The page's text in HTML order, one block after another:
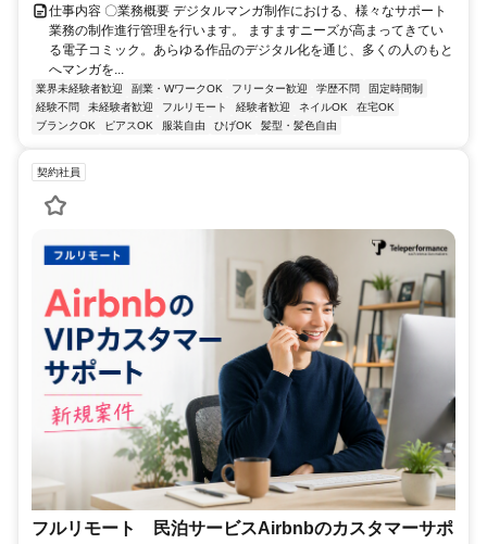
仕事内容 〇業務概要 デジタルマンガ制作における、様々なサポート
業務の制作進行管理を行います。 ますますニーズが高まってきてい
る電子コミック。あらゆる作品のデジタル化を通じ、多くの人のもと
へマンガを...
業界未経験者歓迎 副業・WワークOK フリーター歓迎 学歴不問
固定時間制
経験不問
未経験者歓迎 フルリモート 経験者歓迎 ネイルOK
在宅OK
ブランクOK
ピアスOK 服装自由 ひげOK 髪型・髪色自由
契約社員
フルリモート 民泊サービスAirbnbのカスタマーサポ